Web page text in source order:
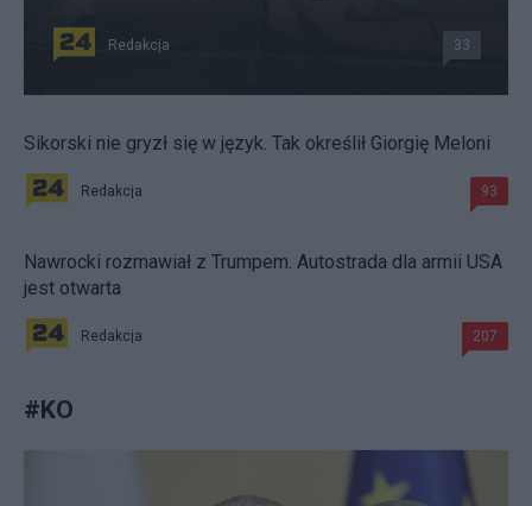
Redakcja 33
Sikorski nie gryzł się w język. Tak określił Giorgię Meloni
Redakcja 93
Nawrocki rozmawiał z Trumpem. Autostrada dla armii USA
jest otwarta
Redakcja 207
#KO